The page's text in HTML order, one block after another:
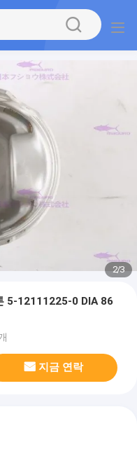
2/3
5-12111225-0 DIA 86
지금 연락